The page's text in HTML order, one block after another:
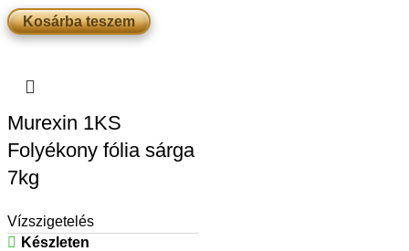
Kosárba teszem
Murexin 1KS
Folyékony fólia sárga
7kg
Vízszigetelés
Készleten